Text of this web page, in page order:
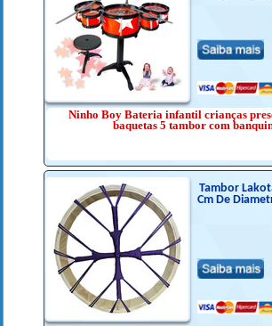
Ninho Boy Bateria infantil crianças
baquetas 5 tambor com
Tambor
Cm De